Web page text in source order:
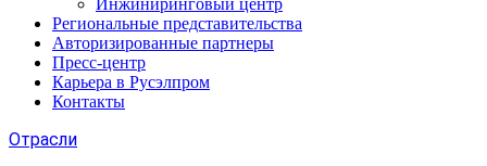
Инжиниринговый центр
Региональные представительства
Авторизированные партнеры
Пресс-центр
Карьера в Русэлпром
Контакты
Отрасли